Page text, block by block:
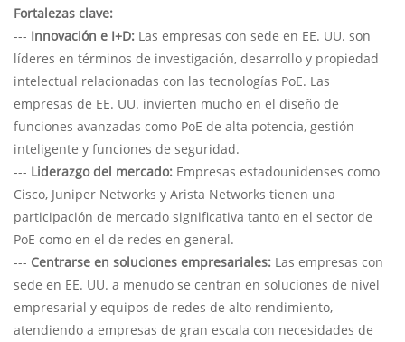
Fortalezas clave:
--- Innovación e I+D: Las empresas con sede en EE. UU. son
líderes en términos de investigación, desarrollo y propiedad
intelectual relacionadas con las tecnologías PoE. Las
empresas de EE. UU. invierten mucho en el diseño de
funciones avanzadas como PoE de alta potencia, gestión
inteligente y funciones de seguridad.
--- Liderazgo del mercado: Empresas estadounidenses como
Cisco, Juniper Networks y Arista Networks tienen una
participación de mercado significativa tanto en el sector de
PoE como en el de redes en general.
--- Centrarse en soluciones empresariales: Las empresas con
sede en EE. UU. a menudo se centran en soluciones de nivel
empresarial y equipos de redes de alto rendimiento,
atendiendo a empresas de gran escala con necesidades de